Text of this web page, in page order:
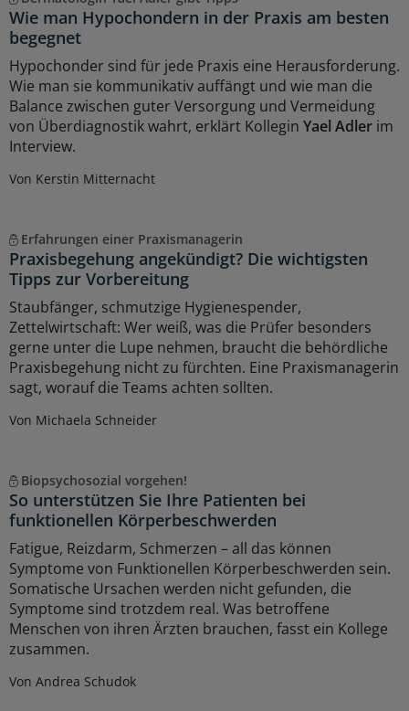
Wie man Hypochondern in der Praxis am besten
begegnet
Hypochonder sind für jede Praxis eine Herausforderung.
Wie man sie kommunikativ auffängt und wie man die
Balance zwischen guter Versorgung und Vermeidung
von Überdiagnostik wahrt, erklärt Kollegin Yael Adler im
Interview.
Von Kerstin Mitternacht
Erfahrungen einer Praxismanagerin
Praxisbegehung angekündigt? Die wichtigsten
Tipps zur Vorbereitung
Staubfänger, schmutzige Hygienespender,
Zettelwirtschaft: Wer weiß, was die Prüfer besonders
gerne unter die Lupe nehmen, braucht die behördliche
Praxisbegehung nicht zu fürchten. Eine Praxismanagerin
sagt, worauf die Teams achten sollten.
Von Michaela Schneider
Biopsychosozial vorgehen!
So unterstützen Sie Ihre Patienten bei
funktionellen Körperbeschwerden
Fatigue, Reizdarm, Schmerzen – all das können
Symptome von Funktionellen Körperbeschwerden sein.
Somatische Ursachen werden nicht gefunden, die
Symptome sind trotzdem real. Was betroffene
Menschen von ihren Ärzten brauchen, fasst ein Kollege
zusammen.
Von Andrea Schudok